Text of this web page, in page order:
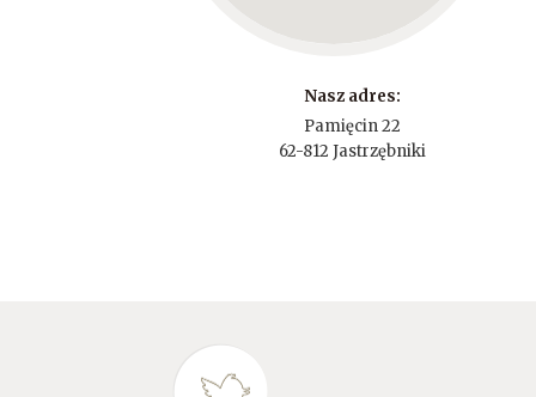
Nasz adres:
Pamięcin 22
62-812 Jastrzębniki